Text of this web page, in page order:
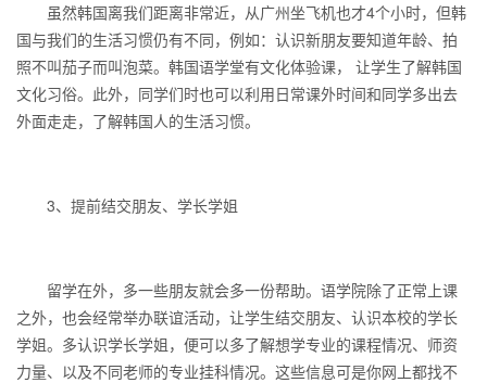
虽然韩国离我们距离非常近，从广州坐飞机也才4个小时，但韩
国与我们的生活习惯仍有不同，例如：认识新朋友要知道年龄、拍
照不叫茄子而叫泡菜。韩国语学堂有文化体验课， 让学生了解韩国
文化习俗。此外，同学们时也可以利用日常课外时间和同学多出去
外面走走，了解韩国人的生活习惯。
3、提前结交朋友、学长学姐
留学在外，多一些朋友就会多一份帮助。语学院除了正常上课
之外，也会经常举办联谊活动，让学生结交朋友、认识本校的学长
学姐。多认识学长学姐，便可以多了解想学专业的课程情况、师资
力量、以及不同老师的专业挂科情况。这些信息可是你网上都找不